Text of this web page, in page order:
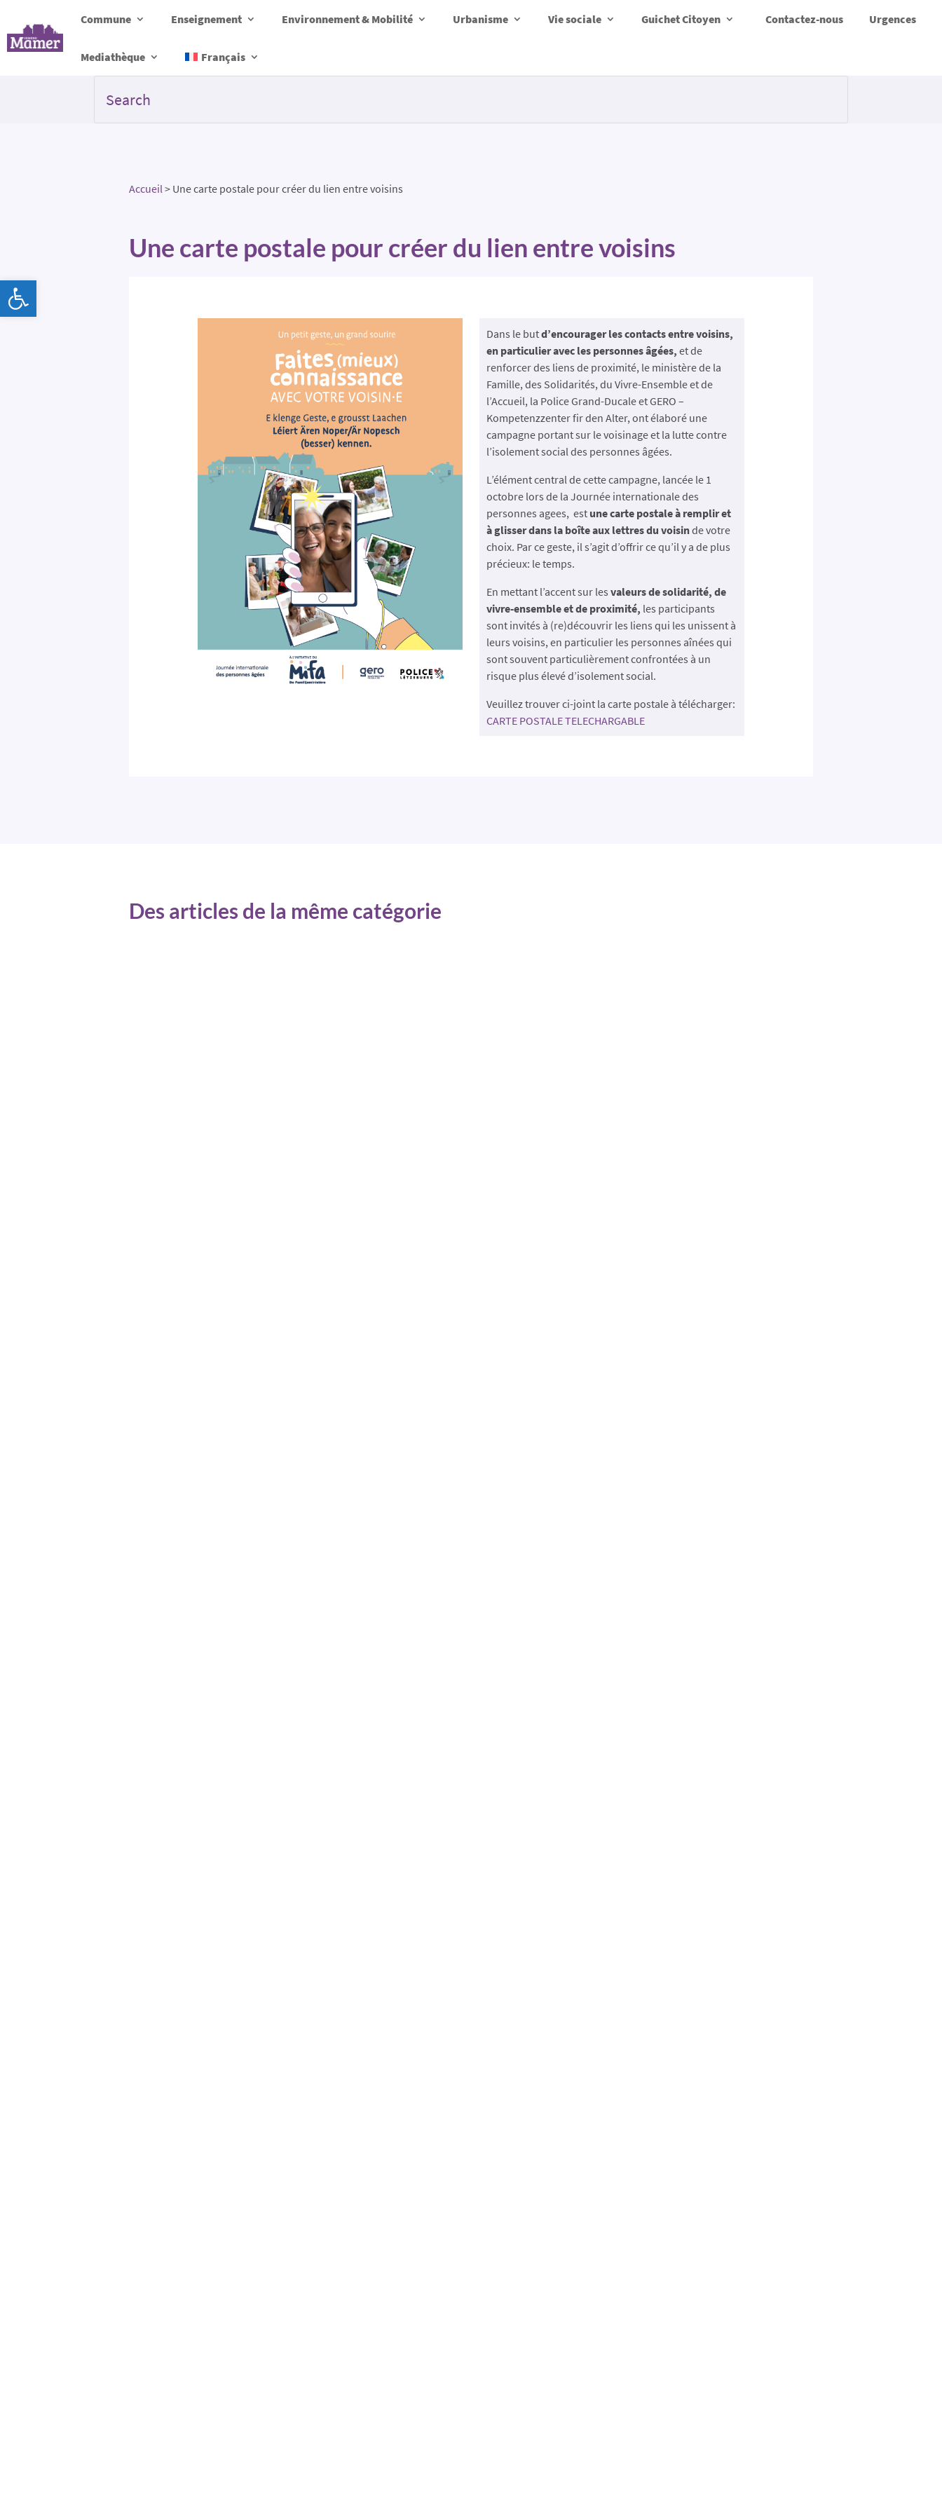
Commune Enseignement Environnement & Mobilité Urbanisme Vie sociale Guichet Citoyen Contactez-nous Urgences
Mediathèque Français
Accueil> Une carte postale pour créer du lien entre voisins
Une carte postale pour créer du lien entre voisins
Dans le butd’encourager les contacts entre voisins,
en particulier avec les personnes âgées, et de
renforcer des liens de proximité, le ministère de la
Famille, des Solidarités, du Vivre-Ensemble et de
l’Accueil, la Police Grand-Ducale et GERO –
Kompetenzzenter fir den Alter, ont élaboré une
campagne portant sur le voisinage et la lutte contre
l’isolement social des personnes âgées.
L’élément central de cette campagne, lancée le 1
octobre lors de la Journée internationale des
personnes agees, est une carte postale à remplir et
à glisser dans la boîte aux lettres du voisinde votre
choix. Par ce geste, il s’agit d’offrir ce qu’il y a de plus
précieux: le temps.
En mettant l’accent sur les valeurs de solidarité, de
vivre-ensemble et de proximité, les participants
sont invités à (re)découvrir les liens qui les unissent à
leurs voisins, en particulier les personnes aînées qui
sont souvent particulièrement confrontées à un
risque plus élevé d’isolement social.
Veuillez trouver ci-joint la carte postale à télécharger:
CARTE POSTALE TELECHARGABLE
Des articles de la même catégorie
Ouvrir la barre d’outils